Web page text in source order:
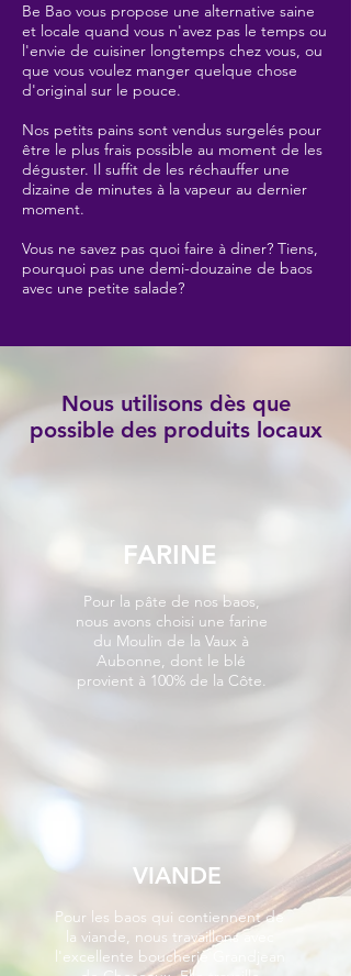
Be Bao vous propose une alternative saine
et locale quand vous n'avez pas le temps ou
l'envie de cuisiner longtemps chez vous, ou
que vous voulez manger quelque chose
d'original sur le pouce.
Nos petits pains sont vendus surgelés pour
être le plus frais possible au moment de les
déguster. Il suffit de les réchauffer une
dizaine de minutes à la vapeur au dernier
moment.
Vous ne savez pas quoi faire à diner? Tiens,
pourquoi pas une demi-douzaine de baos
avec une petite salade?
Nous utilisons dès que
possible des produits locaux
FARINE
Pour la pâte de nos baos,
nous avons choisi une farine
du Moulin de la Vaux à
Aubonne, dont le blé
provient à 100% de la Côte.
VIANDE
Pour les baos qui contiennent de
la viande, nous travaillons avec
l'excellente boucherie Grandjean